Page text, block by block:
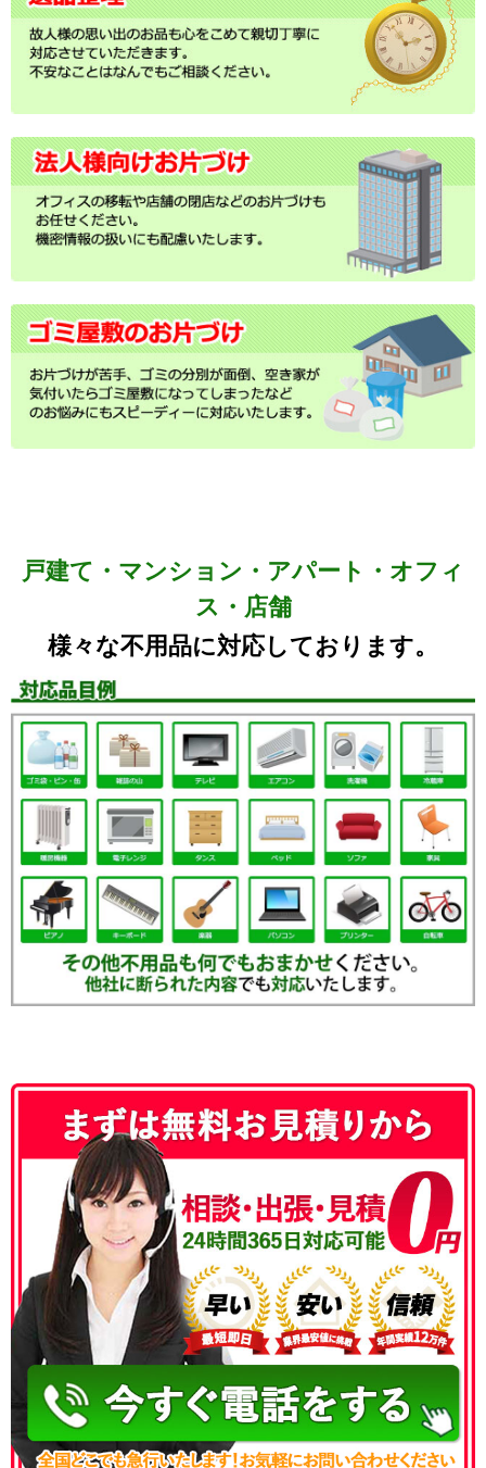
戸建て・マンション・アパート・オフィ
ス・店舗
様々な不用品に対応しております。
050-3186-4780